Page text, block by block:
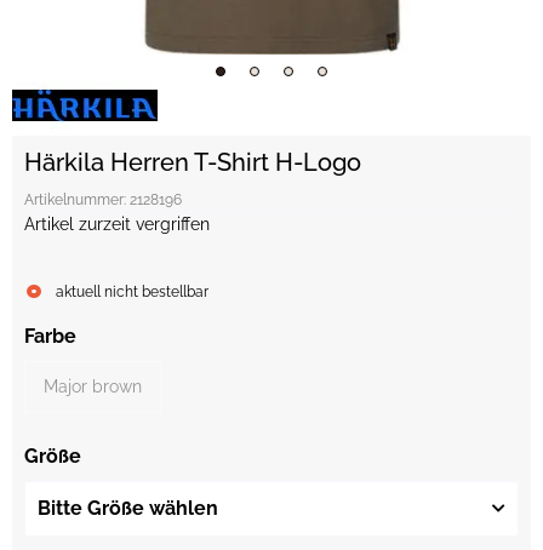
Härkila Herren T-Shirt H-Logo
Artikelnummer: 2128196
Artikel zurzeit vergriffen
aktuell nicht bestellbar
Farbe
Major brown
Größe
Bitte Größe wählen